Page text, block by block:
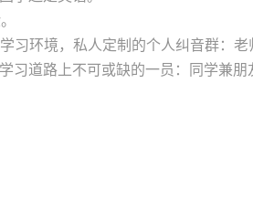
习环境，私人定制的个人纠音群：
习道路上不可或缺的一员：同学兼朋